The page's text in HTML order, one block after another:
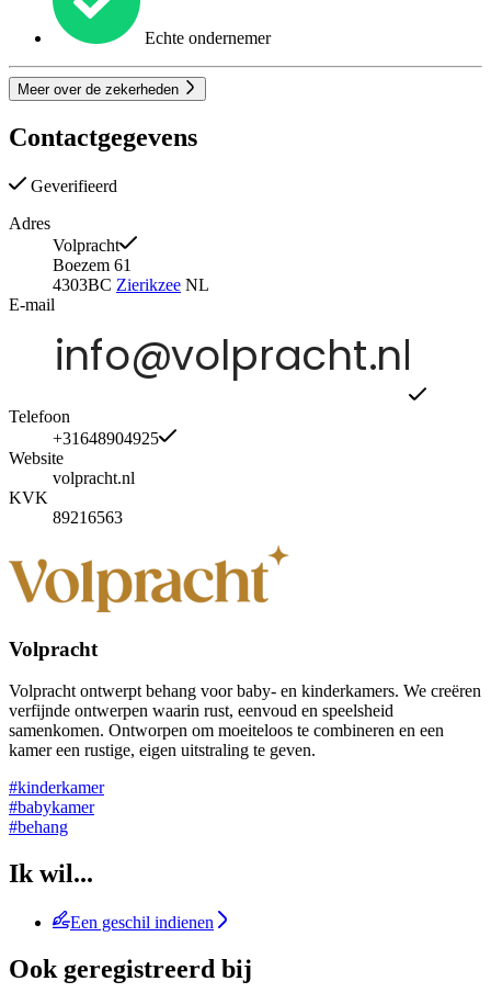
Echte ondernemer
Meer over de zekerheden
Contactgegevens
Geverifieerd
Adres
Volpracht
Boezem 61
4303BC Zierikzee NL
E-mail
Telefoon
+31648904925
Website
volpracht.nl
KVK
89216563
Volpracht
Volpracht ontwerpt behang voor baby- en kinderkamers. We creëren
verfijnde ontwerpen waarin rust, eenvoud en speelsheid
samenkomen. Ontworpen om moeiteloos te combineren en een
kamer een rustige, eigen uitstraling te geven.
#kinderkamer
#babykamer
#behang
Ik wil...
Een geschil indienen
Ook geregistreerd bij